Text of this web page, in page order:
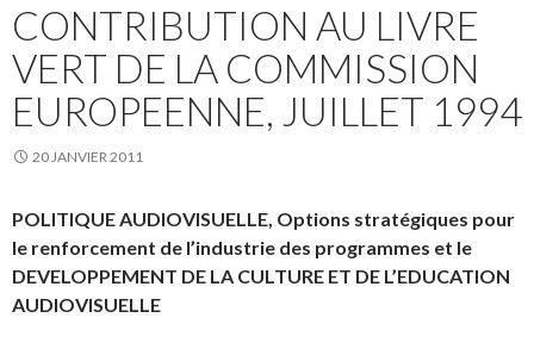
CONTRIBUTION AU LIVRE
VERT DE LA COMMISSION
EUROPEENNE, JUILLET 1994
20 JANVIER 2011
POLITIQUE AUDIOVISUELLE, Options stratégiques pour
le renforcement de l’industrie des programmes et le
DEVELOPPEMENT DE LA CULTURE ET DE L’EDUCATION
AUDIOVISUELLE